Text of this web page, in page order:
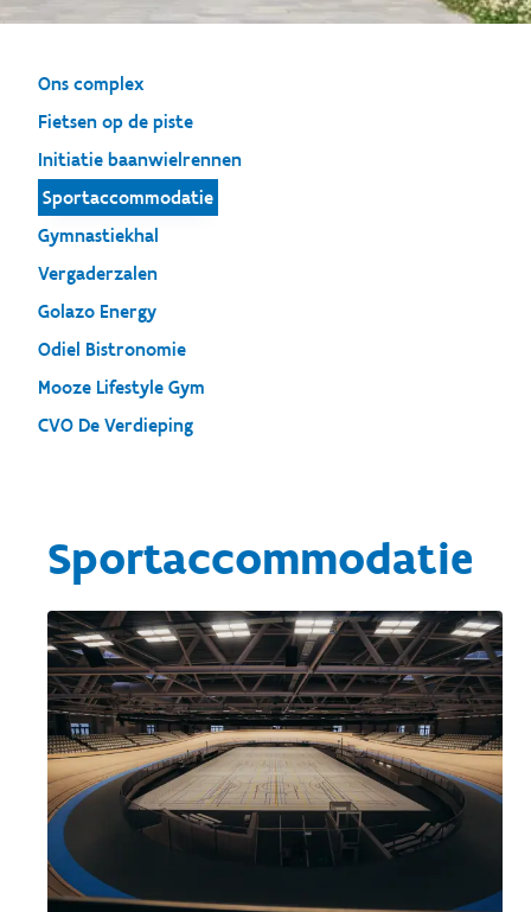
Ons complex
Fietsen op de piste
Initiatie baanwielrennen
Sportaccommodatie
Gymnastiekhal
Vergaderzalen
Golazo Energy
Odiel Bistronomie
Mooze Lifestyle Gym
CVO De Verdieping
Sportaccommodatie